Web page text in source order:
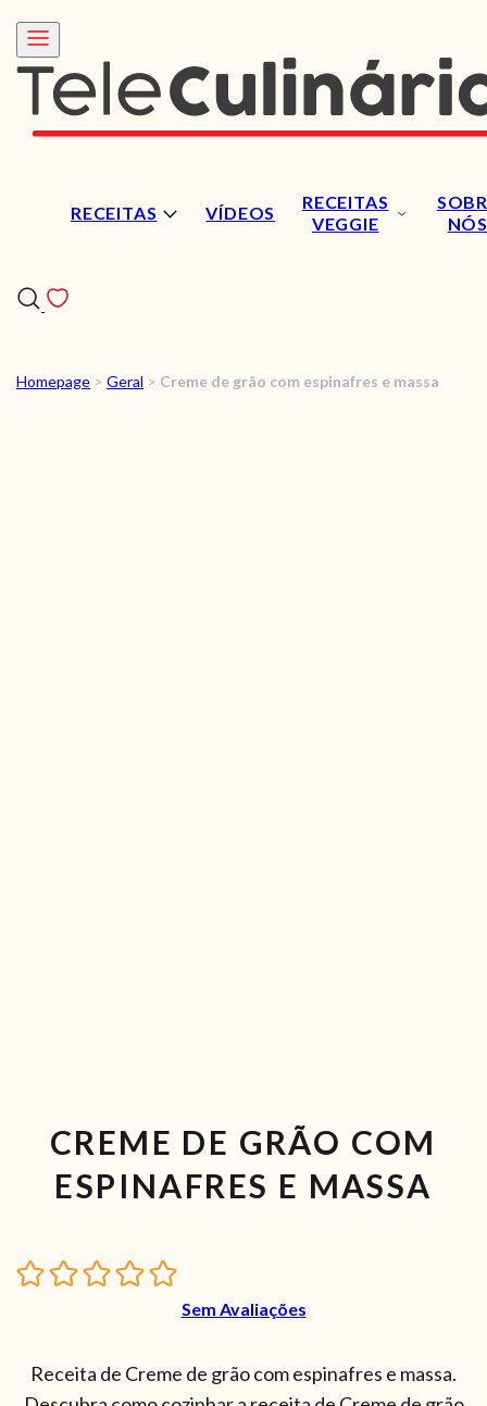
RECEITAS VÍDEOS
RECEITAS
VEGGIE
NÓS
RECEITAS
Homepage > Geral > Creme de grão com espinafres e massa
CREME DE GRÃO COM
ESPINAFRES E MASSA
Sem Avaliações
Receita de Creme de grão com espinafres e massa.